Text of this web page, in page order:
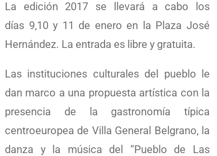
La edición 2017 se llevará a cabo los
días 9,10 y 11 de enero en la Plaza José
Hernández. La entrada es libre y gratuita.
Las instituciones culturales del pueblo le
dan marco a una propuesta artística con la
presencia de la gastronomía típica
centroeuropea de Villa General Belgrano, la
danza y la música del “Pueblo de Las